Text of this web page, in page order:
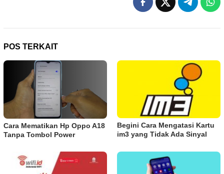
POS TERKAIT
Cara Mematikan Hp Oppo A18
Tanpa Tombol Power
Begini Cara Mengatasi Kartu
im3 yang Tidak Ada Sinyal